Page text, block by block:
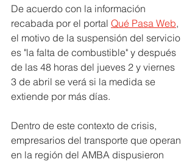
De acuerdo con la información
recabada por el portal Qué Pasa Web,
el motivo de la suspensión del servicio
es "la falta de combustible" y después
de las 48 horas del jueves 2 y viernes
3 de abril se verá si la medida se
extiende por más días.
Dentro de este contexto de crisis,
empresarios del transporte que operan
en la región del AMBA dispusieron